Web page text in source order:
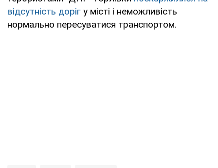
відсутність доріг у місті і неможливість
нормально пересуватися транспортом.